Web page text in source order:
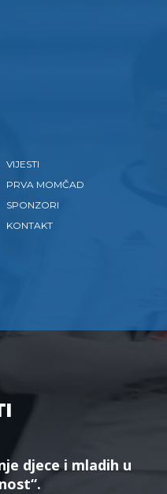
VIJESTI
PRVA MOMČAD
SPONZORI
KONTAKT
djece i mladih u